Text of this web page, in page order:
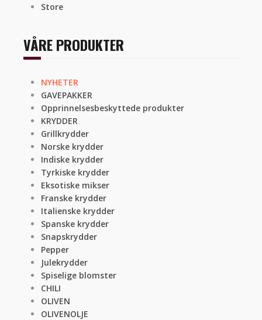
Store
VÅRE PRODUKTER
NYHETER
GAVEPAKKER
Opprinnelsesbeskyttede produkter
KRYDDER
Grillkrydder
Norske krydder
Indiske krydder
Tyrkiske krydder
Eksotiske mikser
Franske krydder
Italienske krydder
Spanske krydder
Snapskrydder
Pepper
Julekrydder
Spiselige blomster
CHILI
OLIVEN
OLIVENOLJE